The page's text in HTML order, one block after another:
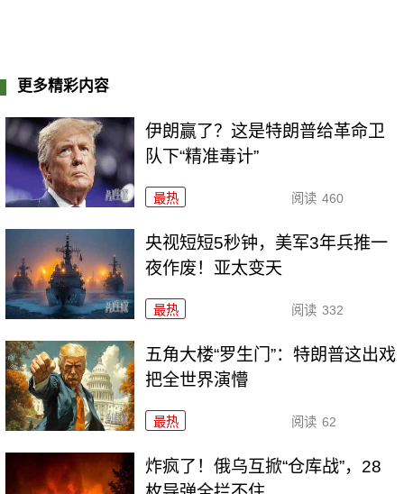
更多精彩内容
伊朗赢了？这是特朗普给革命卫
队下“精准毒计”
最热 阅读 460
央视短短5秒钟，美军3年兵推一
夜作废！亚太变天
最热 阅读 332
五角大楼“罗生门”：特朗普这出戏
把全世界演懵
最热 阅读 62
炸疯了！俄乌互掀“仓库战”，28